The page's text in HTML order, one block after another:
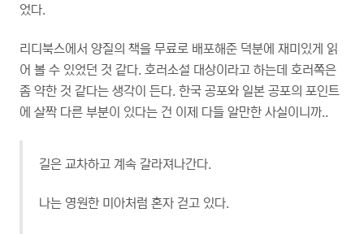
었다.
리디북스에서 양질의 책을 무료로 배포해준 덕분에 재미있게 읽
어 볼 수 있었던 것 같다. 호러소설 대상이라고 하는데 호러쪽은
좀 약한 것 같다는 생각이 든다. 한국 공포와 일본 공포의 포인트
에 살짝 다른 부분이 있다는 건 이제 다들 알만한 사실이니까..
길은 교차하고 계속 갈라져나간다.
나는 영원한 미아처럼 혼자 걷고 있다.